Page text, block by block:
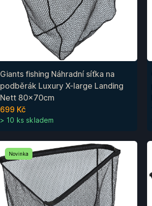
Giants fishing Náhradní síťka na
podběrák Luxury X-large Landing
Nett 80x70cm
699 Kč
> 10 ks skladem
Novinka